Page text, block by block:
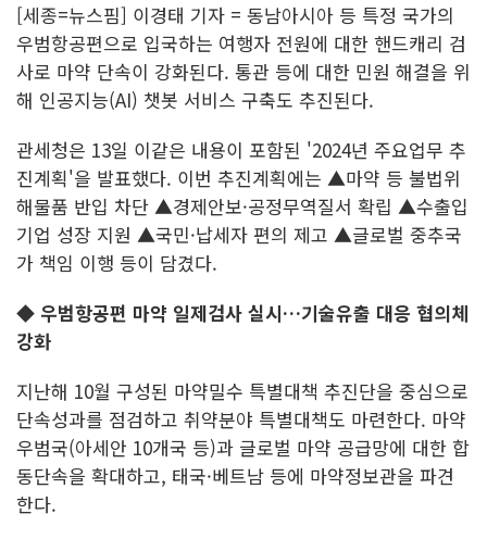
[세종=뉴스핌] 이경태 기자 = 동남아시아 등 특정 국가의
우범항공편으로 입국하는 여행자 전원에 대한 핸드캐리 검
사로 마약 단속이 강화된다. 통관 등에 대한 민원 해결을 위
해 인공지능(AI) 챗봇 서비스 구축도 추진된다.
관세청은 13일 이같은 내용이 포함된 '2024년 주요업무 추
진계획'을 발표했다. 이번 추진계획에는 ▲마약 등 불법위
해물품 반입 차단 ▲경제안보·공정무역질서 확립 ▲수출입
기업 성장 지원 ▲국민·납세자 편의 제고 ▲글로벌 중추국
가 책임 이행 등이 담겼다.
◆ 우범항공편 마약 일제검사 실시…기술유출 대응 협의체
강화
지난해 10월 구성된 마약밀수 특별대책 추진단을 중심으로
단속성과를 점검하고 취약분야 특별대책도 마련한다. 마약
우범국(아세안 10개국 등)과 글로벌 마약 공급망에 대한 합
동단속을 확대하고, 태국·베트남 등에 마약정보관을 파견
한다.